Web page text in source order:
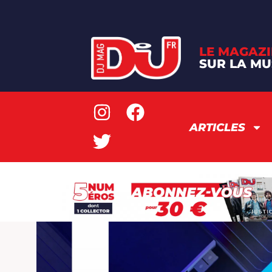
LE
SUR LA
ARTICLES